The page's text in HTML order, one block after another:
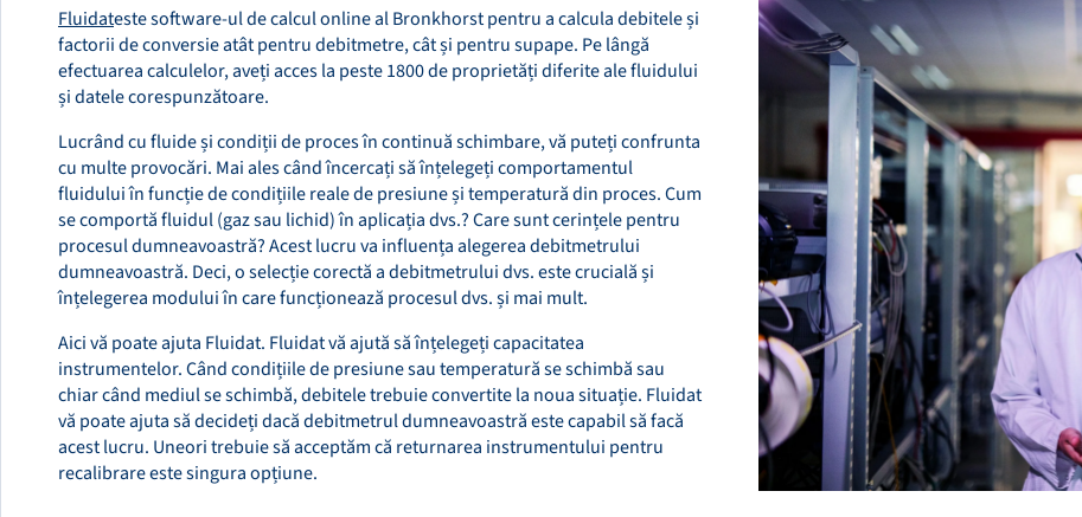
Fluidateste software-ul de calcul online al Bronkhorst pentru a calcula debitele și
factorii de conversie atât pentru debitmetre, cât și pentru supape. Pe lângă
efectuarea calculelor, aveți acces la peste 1800 de proprietăți diferite ale fluidului
și datele corespunzătoare.
Lucrând cu fluide și condiții de proces în continuă schimbare, vă puteți confrunta
cu multe provocări. Mai ales când încercați să înțelegeți comportamentul
fluidului în funcție de condițiile reale de presiune și temperatură din proces. Cum
se comportă fluidul (gaz sau lichid) în aplicația dvs.? Care sunt cerințele pentru
procesul dumneavoastră? Acest lucru va influența alegerea debitmetrului
dumneavoastră. Deci, o selecție corectă a debitmetrului dvs. este crucială și
înțelegerea modului în care funcționează procesul dvs. și mai mult.
Aici vă poate ajuta Fluidat. Fluidat vă ajută să înțelegeți capacitatea
instrumentelor. Când condițiile de presiune sau temperatură se schimbă sau
chiar când mediul se schimbă, debitele trebuie convertite la noua situație. Fluidat
vă poate ajuta să decideți dacă debitmetrul dumneavoastră este capabil să facă
acest lucru. Uneori trebuie să acceptăm că returnarea instrumentului pentru
recalibrare este singura opțiune.